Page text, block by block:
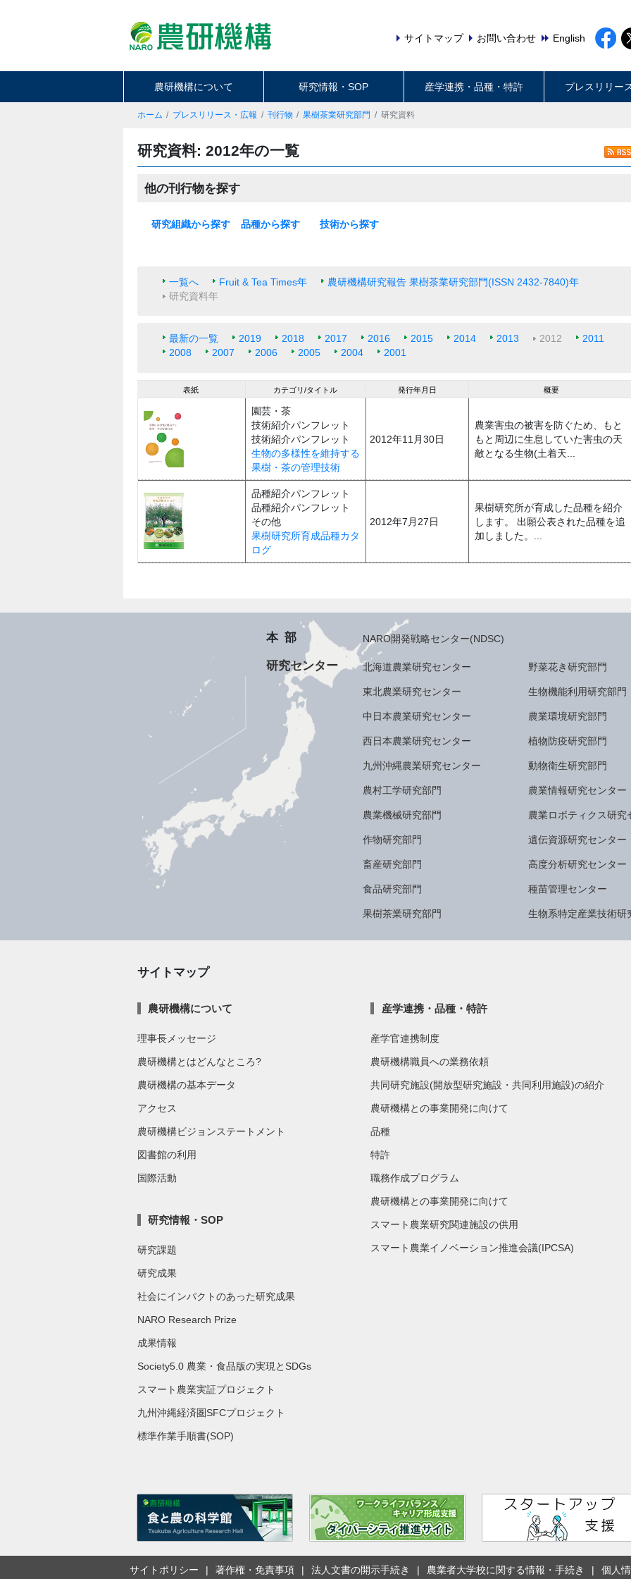
サイトマップ お問い合わせ English
農研機構について 研究情報・SOP 産学連携・品種・特許 プレスリリー
ホーム プレスリリース・広報 刊行物 果樹茶業研究部門 研究資料
研究資料: 2012年の一覧
他の刊行物を探す
研究組織から探す 品種から探す 技術から探す
一覧へ Fruit & Tea Times年
農研機構研究報告 果樹茶業研究部門(ISSN 2432-7840)年
研究資料年
最新の一覧 2019 2018 2017 2016 2015 2014 2013 2012
2011
2008
2007 2006 2005 2004 2001
表紙 カテゴリ/タイトル 発行年月日 概要
園芸・茶
技術紹介パンフレット
技術紹介パンフレット
生物の多様性を維持する
果樹・茶の管理技術
2012年11月30日
農業害虫の被害を防ぐため、もと
もと周辺に生息していた害虫の天
敵となる生物(土着天...
品種紹介パンフレット
品種紹介パンフレット
その他
果樹研究所育成品種カタ
ログ
2012年7月27日
果樹研究所が育成した品種を紹介
します。 出願公表された品種を追
加しました。...
本部 NARO開発戦略センター(NDSC)
研究センター 北海道農業研究センター
東北農業研究センター
中日本農業研究センター
西日本農業研究センター
九州沖縄農業研究センター
農村工学研究部門
農業機械研究部門
作物研究部門
畜産研究部門
食品研究部門
果樹茶業研究部門
野菜花き研究部門
生物機能利用研究部門
農業環境研究部門
植物防疫研究部門
動物衛生研究部門
農業情報研究センター
農業ロボティクス研究
遺伝資源研究センター
高度分析研究センター
種苗管理センター
生物系特定産業技術研
サイトマップ
農研機構について
理事長メッセージ
農研機構とはどんなところ?
農研機構の基本データ
アクセス
農研機構ビジョンステートメント
図書館の利用
国際活動
研究情報・SOP
研究課題
研究成果
社会にインパクトのあった研究成果
NARO Research Prize
成果情報
Society5.0 農業・食品版の実現とSDGs
スマート農業実証プロジェクト
九州沖縄経済圏SFCプロジェクト
標準作業手順書(SOP)
産学連携・品種・特許
産学官連携制度
農研機構職員への業務依頼
共同研究施設(開放型研究施設・共同利用施設)の紹介
農研機構との事業開発に向けて
品種
特許
職務作成プログラム
農研機構との事業開発に向けて
スマート農業研究関連施設の供用
スマート農業イノベーション推進会議(IPCSA)
サイトポリシー 著作権・免責事項 法人文書の開示手続き 農業者大学校に関する情報・手続き 個人